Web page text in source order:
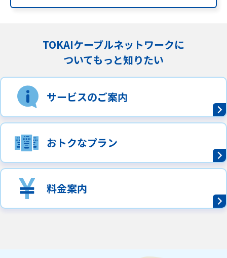
TOKAIケーブルネットワークに
ついてもっと知りたい
サービスのご案内
おトクなプラン
料金案内